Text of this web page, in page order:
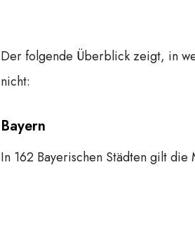
Der folgende Überblick zeigt, in
nicht:
Bayern
In 162 Bayerischen Städten gilt